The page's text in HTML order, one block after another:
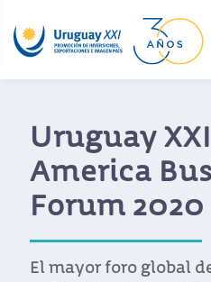
Uruguay
America
Forum 2020
El mayor foro global